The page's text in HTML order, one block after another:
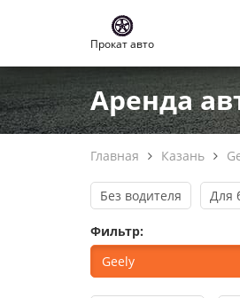
Прокат авто
Аренда
Главная Казань
Без водителя Для
Фильтр:
Geely